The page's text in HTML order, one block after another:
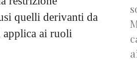
quelli derivanti da
applica ai ruoli